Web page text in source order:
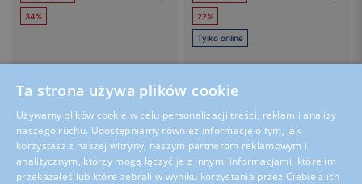
34% 22%
Tylko online
Ta strona używa plików cookie
Używamy plików cookie w celu personalizacji treści, reklam i analizy
naszego ruchu. Udostępniamy również informacje o tym, jak
korzystasz z naszej witryny, naszym partnerom reklamowym i
analitycznym, którzy mogą łączyć je z innymi informacjami, które im
przekazałeś lub które zebrali w wyniku korzystania przez Ciebie z ich